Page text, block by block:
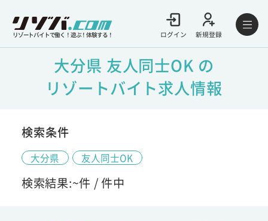
リゾートバイトで働く！遊ぶ！体験する！ ログイン 新規登録
大分県 友人同士OK の
リゾートバイト求人情報
検索条件
大分県 友人同士OK
検索結果:~件 /件中